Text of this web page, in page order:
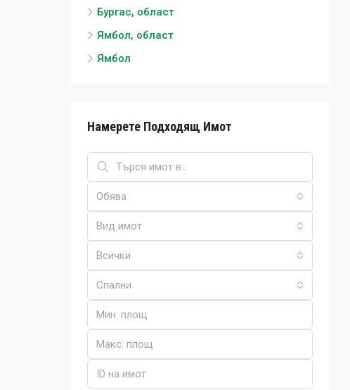
Бургас, област
Ямбол, област
Ямбол
Намерете Подходящ Имот
Обява
Вид имот
Всички
Спални